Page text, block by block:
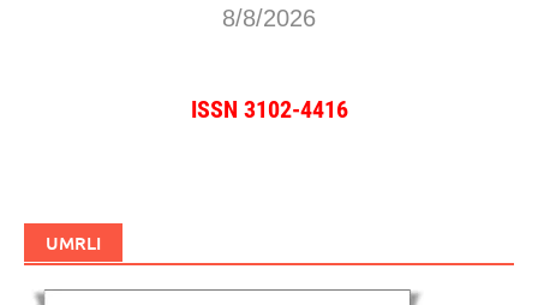
8/8/2026
ISSN 3102-4416
UMRLI